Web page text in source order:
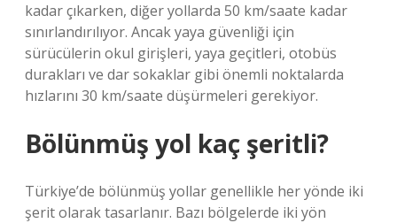
kadar çıkarken, diğer yollarda 50 km/saate kadar
sınırlandırılıyor. Ancak yaya güvenliği için
sürücülerin okul girişleri, yaya geçitleri, otobüs
durakları ve dar sokaklar gibi önemli noktalarda
hızlarını 30 km/saate düşürmeleri gerekiyor.
Bölünmüş yol kaç şeritli?
Türkiye’de bölünmüş yollar genellikle her yönde iki
şerit olarak tasarlanır. Bazı bölgelerde iki yön